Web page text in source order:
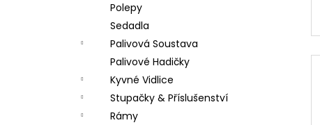
Polepy
Sedadla
Palivová Soustava
Palivové Hadičky
Kyvné Vidlice
Stupačky & Příslušenství
Rámy